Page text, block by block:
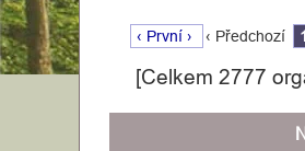
Hospicová
péče
Různé
‹ První › ‹ Předchozí 1
[Celkem 2777